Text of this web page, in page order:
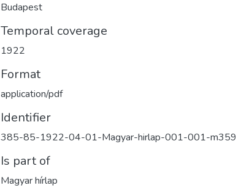
Budapest
Temporal coverage
1922
Format
application/pdf
Identifier
385-85-1922-04-01-Magyar-hirlap-001-001-m359
Is part of
Magyar hírlap